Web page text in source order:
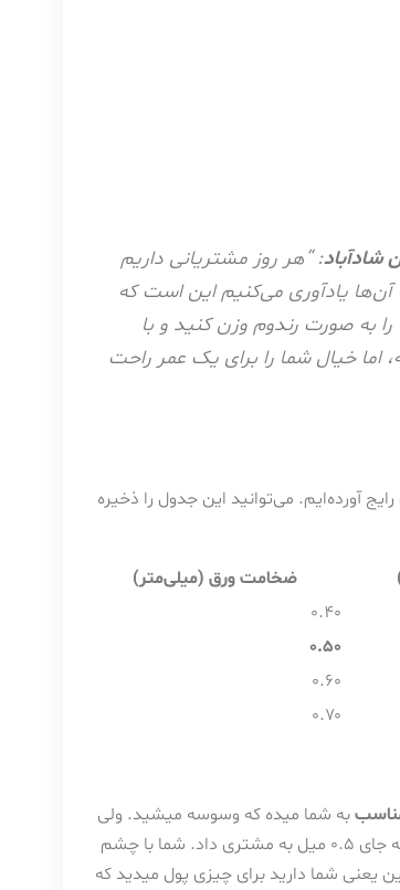
شادآباد: “هر روز مشتریانی داریم
آن‌ها یادآوری می‌کنیم این است که
به صورت رندوم وزن کنید و با
طول نمی‌کشه، اما خیال شما را برای یک عمر راحت
آورده‌ایم. می‌توانید این جدول را ذخیره
ضخامت ورق (میلی‌متر)
۰.۴۰
۰.۵۰
۰.۶۰
۰.۷۰
به شما میده که وسوسه میشید. ولی
حواستون باشه! هیچ ارزونی بی‌حکمت نیست. خیلی راحت میشه ورق ۰.۴۵ میل رو به جای ۰.۵ میل به مشتری داد. شما با چشم
این یعنی شما دارید برای چیزی پول میدید که